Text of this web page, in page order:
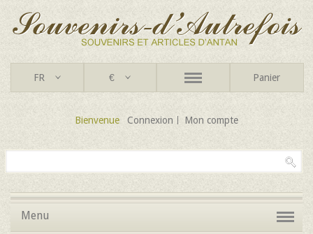
FR € Panier
Bienvenue Connexion Mon compte
Menu